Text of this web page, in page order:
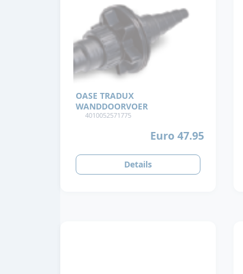
OASE TRADUX
WANDDOORVOER
4010052571775
Euro 47.95
Details